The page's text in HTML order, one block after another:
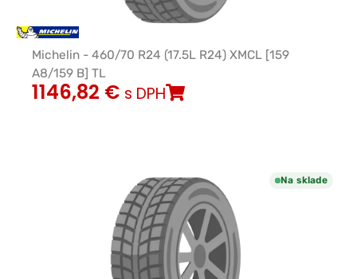
Michelin - 460/70 R24 (17.5L R24) XMCL [159
A8/159 B] TL
1146,82 € s DPH
Na sklade